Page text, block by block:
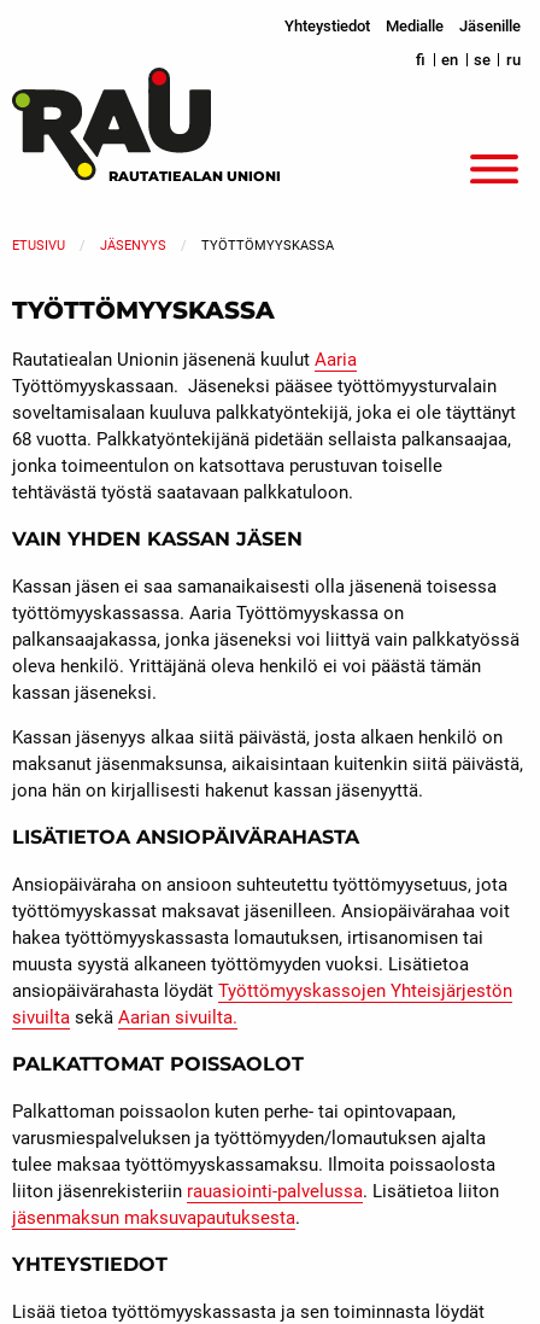
Yhteystiedot Medialle
Jäsenille
fi
en se ru
RAUTATIEALAN UNIONI
ETUSIVU JÄSENYYS TYÖTTÖMYYSKASSA
TYÖTTÖMYYSKASSA
Rautatiealan Unionin jäsenenä kuulut Aaria
Työttömyyskassaan. Jäseneksi pääsee työttömyysturvalain
soveltamisalaan kuuluva palkkatyöntekijä, joka ei ole täyttänyt
68 vuotta. Palkkatyöntekijänä pidetään sellaista palkansaajaa,
jonka toimeentulon on katsottava perustuvan toiselle
tehtävästä työstä saatavaan palkkatuloon.
VAIN YHDEN KASSAN JÄSEN
Kassan jäsen ei saa samanaikaisesti olla jäsenenä toisessa
työttömyyskassassa. Aaria Työttömyyskassa on
palkansaajakassa, jonka jäseneksi voi liittyä vain palkkatyössä
oleva henkilö. Yrittäjänä oleva henkilö ei voi päästä tämän
kassan jäseneksi.
Kassan jäsenyys alkaa siitä päivästä, josta alkaen henkilö on
maksanut jäsenmaksunsa, aikaisintaan kuitenkin siitä päivästä,
jona hän on kirjallisesti hakenut kassan jäsenyyttä.
LISÄTIETOA ANSIOPÄIVÄRAHASTA
Ansiopäiväraha on ansioon suhteutettu työttömyysetuus, jota
työttömyyskassat maksavat jäsenilleen. Ansiopäivärahaa voit
hakea työttömyyskassasta lomautuksen, irtisanomisen tai
muusta syystä alkaneen työttömyyden vuoksi. Lisätietoa
ansiopäivärahasta löydät Työttömyyskassojen Yhteisjärjestön
sivuilta sekä Aarian sivuilta.
PALKATTOMAT POISSAOLOT
Palkattoman poissaolon kuten perhe- tai opintovapaan,
varusmiespalveluksen ja työttömyyden/lomautuksen ajalta
tulee maksaa työttömyyskassamaksu. Ilmoita poissaolosta
liiton jäsenrekisteriin rauasiointi-palvelussa. Lisätietoa liiton
jäsenmaksun maksuvapautuksesta.
YHTEYSTIEDOT
Lisää tietoa työttömyyskassasta ja sen toiminnasta löydät